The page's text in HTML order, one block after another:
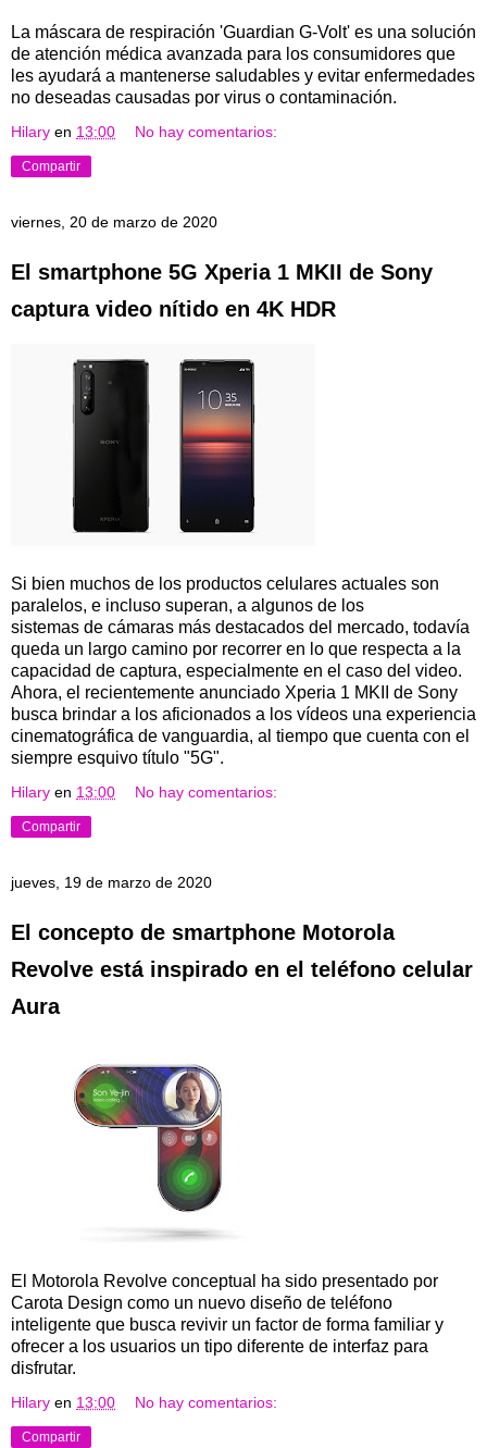
La máscara de respiración 'Guardian G-Volt' es una solución
de atención médica avanzada para los consumidores que
les ayudará a mantenerse saludables y evitar enfermedades
no deseadas causadas por virus o contaminación.
Hilary en 13:00 No hay comentarios:
Compartir
viernes, 20 de marzo de 2020
El smartphone 5G Xperia 1 MKII de Sony
captura video nítido en 4K HDR
Si bien muchos de los productos celulares actuales son
paralelos, e incluso superan, a algunos de los
sistemas de cámaras más destacados del mercado, todavía
queda un largo camino por recorrer en lo que respecta a la
capacidad de captura, especialmente en el caso del video.
Ahora, el recientemente anunciado Xperia 1 MKII de Sony
busca brindar a los aficionados a los vídeos una experiencia
cinematográfica de vanguardia, al tiempo que cuenta con el
siempre esquivo título "5G".
Hilary en 13:00 No hay comentarios:
Compartir
jueves, 19 de marzo de 2020
El concepto de smartphone Motorola
Revolve está inspirado en el teléfono celular
Aura
El Motorola Revolve conceptual ha sido presentado por
Carota Design como un nuevo diseño de teléfono
inteligente que busca revivir un factor de forma familiar y
ofrecer a los usuarios un tipo diferente de interfaz para
disfrutar.
Hilary en 13:00 No hay comentarios:
Compartir